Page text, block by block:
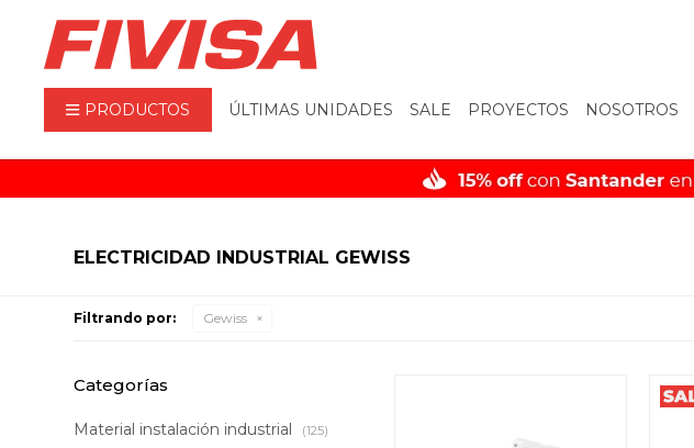
PRODUCTOS ÚLTIMAS UNIDADES SALE PROYECTOS NOSOTROS
ELECTRICIDAD INDUSTRIAL GEWISS
Filtrando por: Gewiss
Categorías
Material instalación industrial (125)